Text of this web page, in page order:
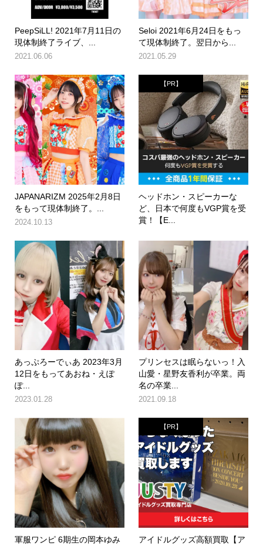
PeepSiLL! 2021年7月11日の
現体制終了ライブ、...
2021.06.06
Seloi 2021年6月24日をもっ
て現体制終了。翌日から...
2021.05.29
JAPANARIZM 2025年2月8日
をもって現体制終了。...
2024.10.13
【PR】
ヘッドホン・スピーカーな
ど、日本で何度もVGP賞を受
賞！【E...
あっぷろーでぃあ 2023年3月
12日をもってあおね・えぽ
ぽ...
2023.01.28
プリンセスは眠らないっ！入
山愛・星野友香利が卒業。両
名の卒業...
2021.09.18
軍服ワンピ 6期生の岡本ゆみ
【PR】
アイドルグッズ高額買取【ア